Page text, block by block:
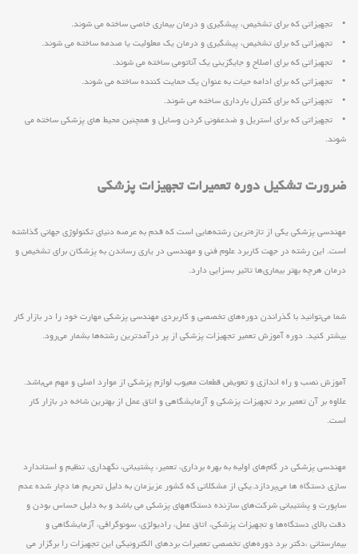
• تجهیزاتی که برای تشخیص، پیشگیری و درمان بیماری خاصی ساخته می شوند.
• تجهیزاتی که برای تشخیص، پیشگیری و درمان یک معلولیت یا صدمه ساخته می شوند.
• تجهیزاتی که برای اصلاح و جایگزینی یک آناتومی ساخته می شوند.
• تجهیزاتی که برای ادامه حیات به عنوان یک حمایت کننده ساخته می شوند.
• تجهیزاتی که برای کنترل بارداری ساخته می شوند.
• تجهیزاتی که برای استریل و ضدعفونی کردن وسایل و همچنین محیط های پزشکی ساخته می
شوند.
ضرورت تشکیل دوره تعمیرات تجهیزات پزشکی
مهندسی پزشکی یکی از تازه‌ترین رشته‌هایی است که قدم به عرصه دنیای تکنولوژی جهانی گذاشته
است. این رشته در جهت کاربرد علوم فنی و مهندسی در یاری رساندن به پزشکان برای تشخیص و
درمان هرچه بهتر بیماری‌ها تاثیر بسزایی دارد.
شما می‌توانید با گذراندن دوره‌های تخصصی و کاربردی مهندسی پزشکی مهارت خود را در بازار کار
بیشتر کنید. دوره آموزش تعمیر تجهیزات پزشکی از پر درآمدترین رشته‌ها بشمار می‌رود.
آموزش نصب و راه اندازی و تعویض قطعات معیوب لوازم پزشکی از موارد اصلی و مهم می‌باشد.
علاوه بر آن تعمیر برد تجهیزات پزشکی و آزمایشگاهی و اتاق عمل از بهترین شاخه در بازار کار
است.
مهندسی پزشکی در گام‌های اولیه به بهره برداری، تعمیر، پشتیبانی، نگهداری، تنظیم و استاندارد
سازی دستگاه ها می‌پردازد.یکی از مشکلاتی که کشور عزیزمان به دلیل تحریم ها دچار شده عدم
ساپورت و پشتیبانی شرکت‌های سازنده دستگاههای پزشکی می باشد و به دلیل حساس بودن و
دقت بالای دستگاه‌ها و تجهیزات پزشکی، اتاق عمل، رادیولژی، سونوگرافی، آزمایشگاهی و
بیمارستانی ،دکتر برد دوره‌های تخصصی تعمیرات بردهای الکترونیکی این تجهیزات را برگزار می